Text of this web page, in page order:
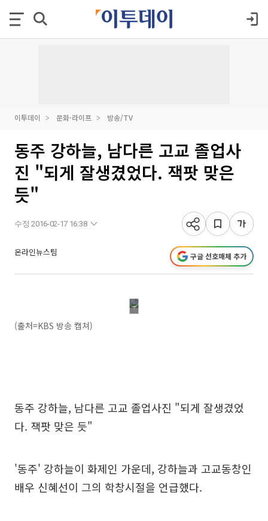
이투데이 문화·라이프 방송/TV
동주 강하늘, 남다른 고교 졸업사
진 "되게 잘생겼었다. 잭팟 맞은
듯"
수정 2016-02-17 16:38
온라인뉴스팀 구글 선호매체 추가
(출처=KBS 방송 캡쳐)
동주 강하늘, 남다른 고교 졸업사진 "되게 잘생겼었
다. 잭팟 맞은 듯"
'동주' 강하늘이 화제인 가운데, 강하늘과 고교동창인
배우 신혜선이 그의 학창시절을 언급했다.